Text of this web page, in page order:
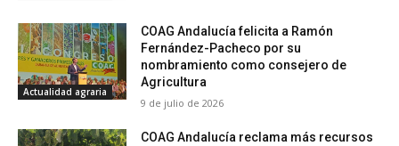
Actualidad agraria
COAG Andalucía felicita a Ramón
Fernández-Pacheco por su
nombramiento como consejero de
Agricultura
9 de julio de 2026
COAG Andalucía reclama más recursos